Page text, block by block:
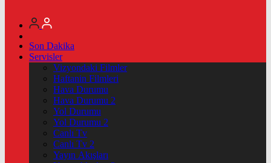
Son Dakika
Servisler
Vizyondaki Filmler
Haftanin Filmleri
Hava Durumu
Hava Durumu 2
Yol Durumu
Yol Durumu 2
Canlı Tv
Canlı Tv 2
Yayın Akışları